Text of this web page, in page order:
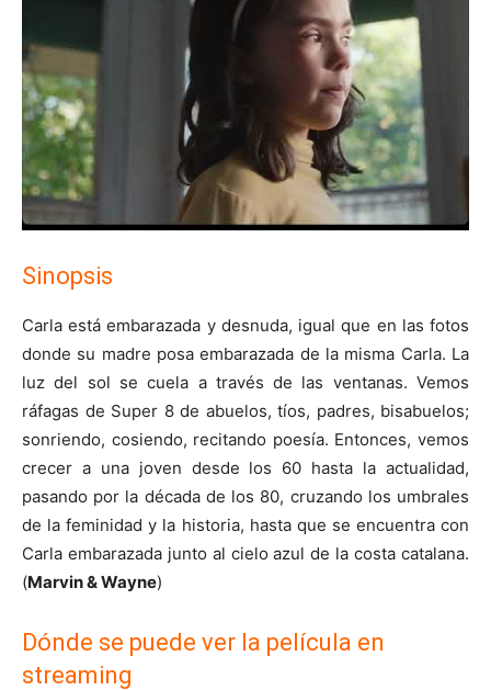
Sinopsis
Carla está embarazada y desnuda, igual que en las fotos
donde su madre posa embarazada de la misma Carla. La
luz del sol se cuela a través de las ventanas. Vemos
ráfagas de Super 8 de abuelos, tíos, padres, bisabuelos;
sonriendo, cosiendo, recitando poesía. Entonces, vemos
crecer a una joven desde los 60 hasta la actualidad,
pasando por la década de los 80, cruzando los umbrales
de la feminidad y la historia, hasta que se encuentra con
Carla embarazada junto al cielo azul de la costa catalana.
(Marvin & Wayne)
Dónde se puede ver la película en
streaming